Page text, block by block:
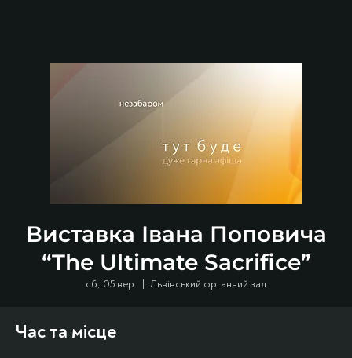
Виставка Івана Поповича
“The Ultimate Sacrifice”
сб, 05 вер.
  |
Львівський органний зал
Час та місце